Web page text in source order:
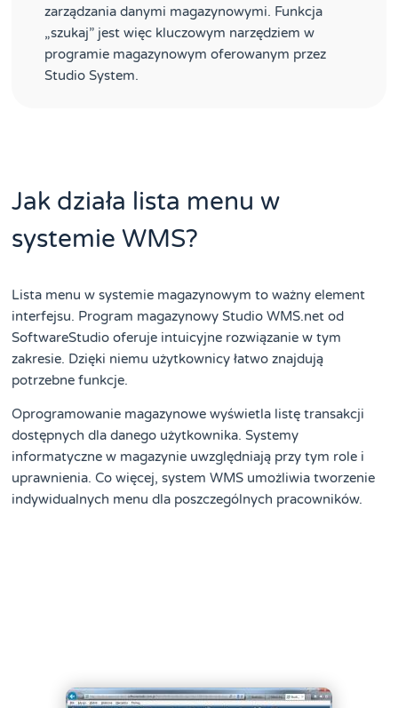
zarządzania danymi magazynowymi. Funkcja
„szukaj” jest więc kluczowym narzędziem w
programie magazynowym oferowanym przez
Studio System.
Jak działa lista menu w
systemie WMS?
Lista menu w systemie magazynowym to ważny element
interfejsu. Program magazynowy Studio WMS.net od
SoftwareStudio oferuje intuicyjne rozwiązanie w tym
zakresie. Dzięki niemu użytkownicy łatwo znajdują
potrzebne funkcje.
Oprogramowanie magazynowe wyświetla listę transakcji
dostępnych dla danego użytkownika. Systemy
informatyczne w magazynie uwzględniają przy tym role i
uprawnienia. Co więcej, system WMS umożliwia tworzenie
indywidualnych menu dla poszczególnych pracowników.